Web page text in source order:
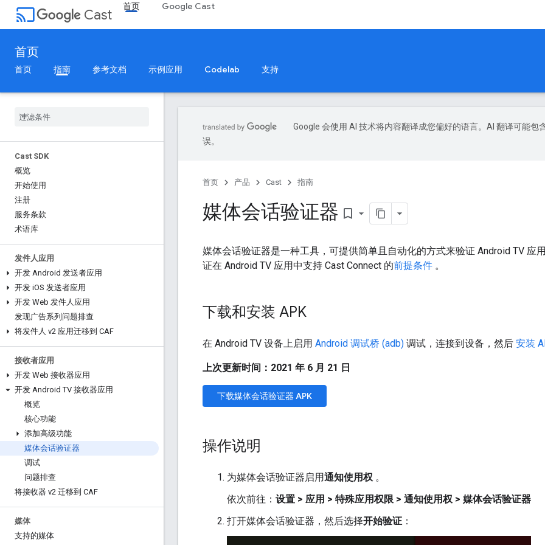
cast Cast
首页 Google Cast
首页
首页 指南 参考文档 示例应用 Codelab 支持
Cast SDK
概览
开始使用
注册
服务条款
术语库
发件人应用
开发 Android 发送者应用
开发 iOS 发送者应用
开发 Web 发件人应用
发现广告系列问题排查
将发件人 v2 应用迁移到 CAF
接收者应用
开发 Web 接收器应用
开发 Android TV 接收器应用
概览
核心功能
添加高级功能
媒体会话验证器
调试
问题排查
将接收器 v2 迁移到 CAF
媒体
支持的媒体
Google 会使用 AI 技术将内容翻译成您偏好的语言。AI 翻译可能包
误。
首页 产品 Cast 指南
媒体会话验证器 bookmark_border
媒体会话验证器是一种工具，可提供简单且自动化的方式来验证 Android TV 应
证在 Android TV 应用中支持 Cast Connect 的前提条件 。
下载和安装 APK
在 Android TV 设备上启用 Android 调试桥 (adb) 调试，连接到设备，然后 安装
上次更新时间：2021 年 6 月 21 日
下载媒体会话验证器 APK
操作说明
为媒体会话验证器启用通知使用权 。
依次前往： 设置 > 应用 > 特殊应用权限 > 通知使用权 > 媒体会话验证器
打开媒体会话验证器，然后选择开始验证 ：